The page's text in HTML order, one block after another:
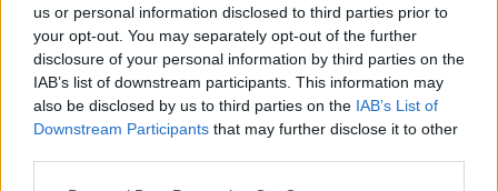
us or personal information disclosed to third parties prior to
your opt-out. You may separately opt-out of the further
disclosure of your personal information by third parties on the
IAB’s list of downstream participants. This information may
also be disclosed by us to third parties on the IAB’s List of
Downstream Participants that may further disclose it to other